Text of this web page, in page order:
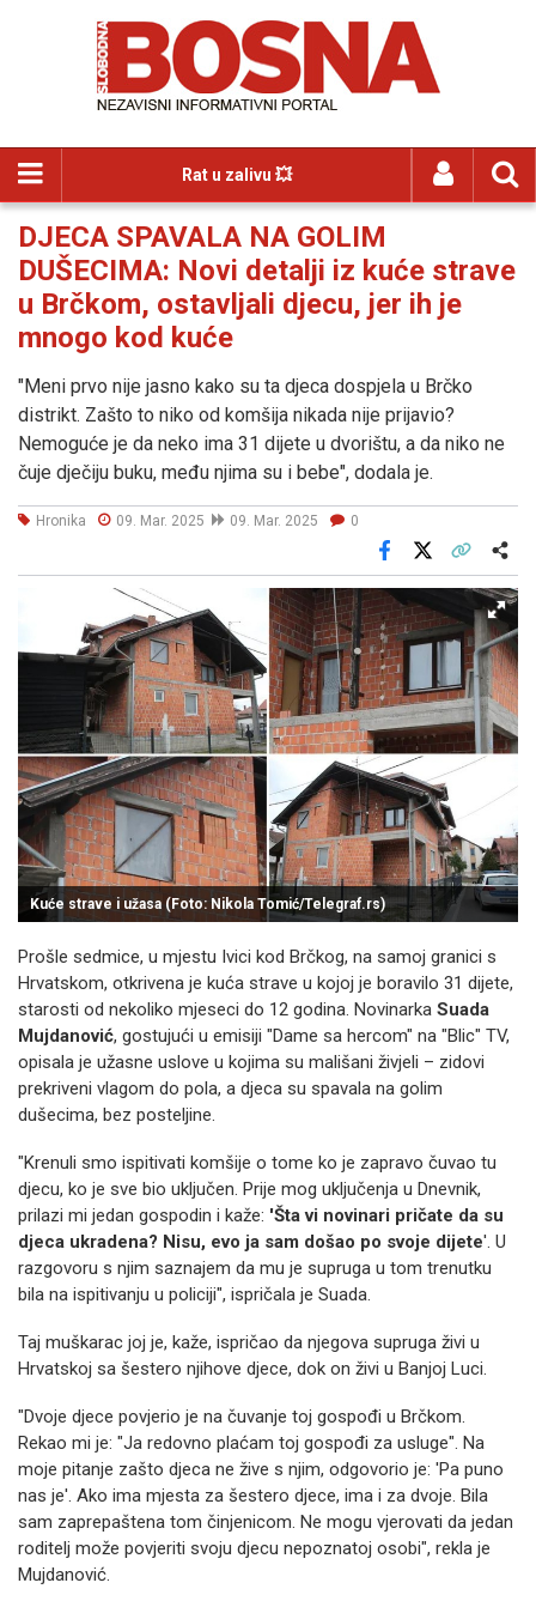
Rat u zalivu 💥
DJECA SPAVALA NA GOLIM
DUŠECIMA: Novi detalji iz kuće strave
u Brčkom, ostavljali djecu, jer ih je
mnogo kod kuće
"Meni prvo nije jasno kako su ta djeca dospjela u Brčko
distrikt. Zašto to niko od komšija nikada nije prijavio?
Nemoguće je da neko ima 31 dijete u dvorištu, a da niko ne
čuje dječiju buku, među njima su i bebe", dodala je.
Hronika 09. Mar. 2025 09. Mar. 2025 0
Facebook
Kuće strave i užasa (Foto: Nikola Tomić/Telegraf.rs)
Prošle sedmice, u mjestu Ivici kod Brčkog, na samoj granici s
Hrvatskom, otkrivena je kuća strave u kojoj je boravilo 31 dijete,
starosti od nekoliko mjeseci do 12 godina. Novinarka Suada
Mujdanović, gostujući u emisiji "Dame sa hercom" na "Blic" TV,
opisala je užasne uslove u kojima su mališani živjeli – zidovi
prekriveni vlagom do pola, a djeca su spavala na golim
dušecima, bez posteljine.
"Krenuli smo ispitivati komšije o tome ko je zapravo čuvao tu
djecu, ko je sve bio uključen. Prije mog uključenja u Dnevnik,
prilazi mi jedan gospodin i kaže: 'Šta vi novinari pričate da su
djeca ukradena? Nisu, evo ja sam došao po svoje dijete'. U
razgovoru s njim saznajem da mu je supruga u tom trenutku
bila na ispitivanju u policiji", ispričala je Suada.
Taj muškarac joj je, kaže, ispričao da njegova supruga živi u
Hrvatskoj sa šestero njihove djece, dok on živi u Banjoj Luci.
"Dvoje djece povjerio je na čuvanje toj gospođi u Brčkom.
Rekao mi je: "Ja redovno plaćam toj gospođi za usluge". Na
moje pitanje zašto djeca ne žive s njim, odgovorio je: 'Pa puno
nas je'. Ako ima mjesta za šestero djece, ima i za dvoje. Bila
sam zaprepaštena tom činjenicom. Ne mogu vjerovati da jedan
roditelj može povjeriti svoju djecu nepoznatoj osobi", rekla je
Mujdanović.